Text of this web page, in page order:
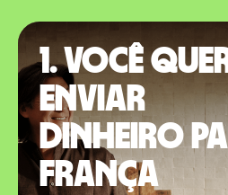
1. Você
enviar
dinheiro
França